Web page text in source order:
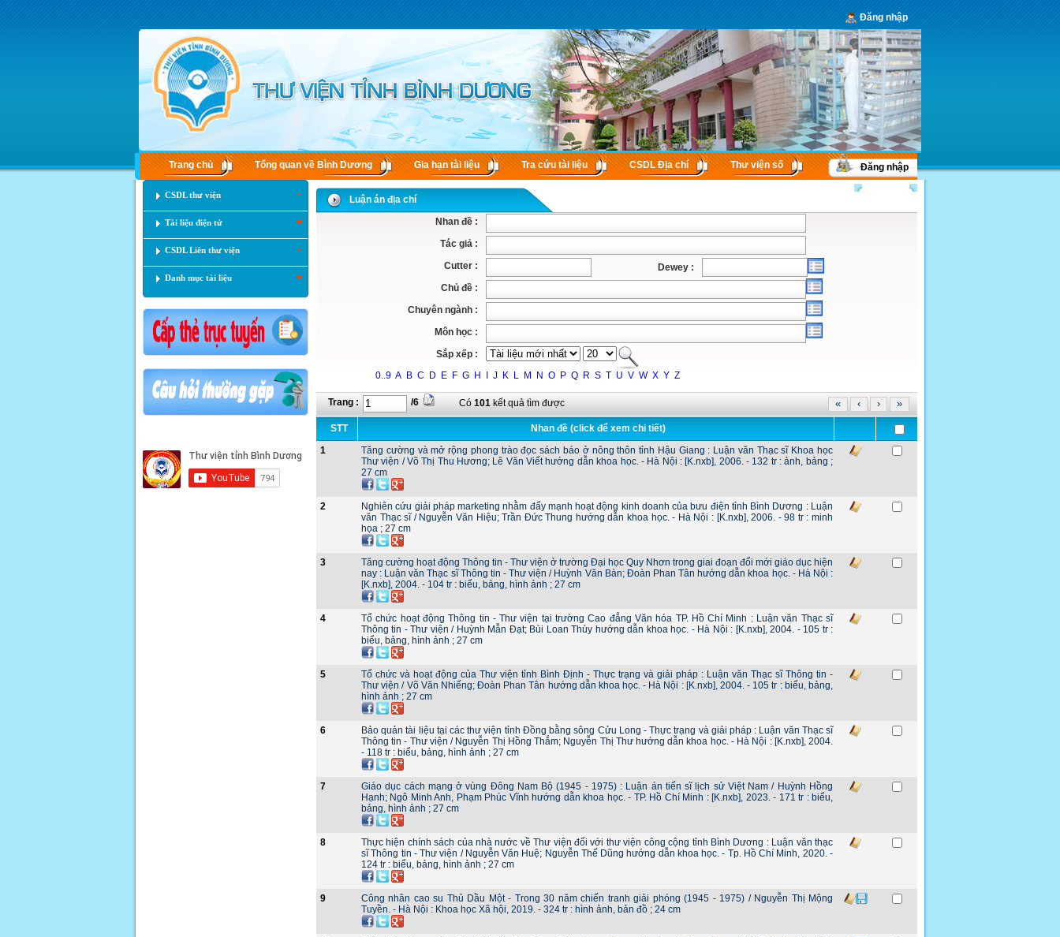
Đăng nhập
Trang chủ Tổng quan về Bình Dương Gia hạn tài liệu Tra cứu tài liệu CSDL Ðịa chí Thư viện số Đăng nhập
CSDL thư viện
Tài liệu điện tử
CSDL Liên thư viện
Danh mục tài liệu
Luận án địa chí
Nhan đề :
Tác giả :
Cutter :
Dewey :
Chủ đề :
Chuyên ngành :
Môn học :
Sắp xếp :
0..9 A B C D E F G H J K L M N O P Q R S T U V W X Y Z
Trang : /6 Có 101 kết quả tìm được « ‹ › »
STT
Nhan đề (click để xem chi tiết)
1
Tăng cường và mở rộng phong trào đọc sách báo ở nông thôn tỉnh Hậu Giang : Luận văn Thạc sĩ Khoa học
Thư viện / Võ Thị Thu Hương; Lê Văn Viết hướng dẫn khoa học. - Hà Nội : [K.nxb], 2006. - 132 tr : ảnh, bảng ;
27 cm
2
Nghiên cứu giải pháp marketing nhằm đẩy mạnh hoạt động kinh doanh của bưu điện tỉnh Bình Dương : Luận
văn Thạc sĩ / Nguyễn Văn Hiệu; Trần Đức Thung hướng dẫn khoa học. - Hà Nội : [K.nxb], 2006. - 98 tr : minh
họa ; 27 cm
3
Tăng cường hoạt động Thông tin - Thư viện ở trường Đại học Quy Nhơn trong giai đoạn đổi mới giáo dục hiện
nay : Luận văn Thạc sĩ Thông tin - Thư viện / Huỳnh Văn Bàn; Đoàn Phan Tân hướng dẫn khoa học. - Hà Nội :
[K.nxb], 2004. - 104 tr : biểu, bảng, hình ảnh ; 27 cm
4
Tổ chức hoạt động Thông tin - Thư viện tại trường Cao đẳng Văn hóa TP. Hồ Chí Minh : Luận văn Thạc sĩ
Thông tin - Thư viện / Huỳnh Mẫn Đạt; Bùi Loan Thùy hướng dẫn khoa học. - Hà Nội : [K.nxb], 2004. - 105 tr :
biểu, bảng, hình ảnh ; 27 cm
5
Tổ chức và hoạt động của Thư viện tỉnh Bình Định - Thực trạng và giải pháp : Luận văn Thạc sĩ Thông tin -
Thư viện / Võ Văn Nhiếng; Đoàn Phan Tân hướng dẫn khoa học. - Hà Nội : [K.nxb], 2004. - 105 tr : biểu, bảng,
hình ảnh ; 27 cm
6
Bảo quản tài liệu tại các thư viện tỉnh Đồng bằng sông Cửu Long - Thực trạng và giải pháp : Luận văn Thạc sĩ
Thông tin - Thư viện / Nguyễn Thị Hồng Thắm; Nguyễn Thị Thư hướng dẫn khoa học. - Hà Nội : [K.nxb], 2004.
- 118 tr : biểu, bảng, hình ảnh ; 27 cm
7
Giáo dục cách mạng ở vùng Đông Nam Bộ (1945 - 1975) : Luận án tiến sĩ lịch sử Việt Nam / Huỳnh Hồng
Hạnh; Ngô Minh Anh, Phạm Phúc Vĩnh hướng dẫn khoa học. - TP. Hồ Chí Minh : [K.nxb], 2023. - 171 tr : biểu,
bảng, hình ảnh ; 27 cm
8
Thực hiện chính sách của nhà nước về Thư viện đối với thư viện công cộng tỉnh Bình Dương : Luận văn thạc
sĩ Thông tin - Thư viện / Nguyễn Văn Huệ; Nguyễn Thế Dũng hướng dẫn khoa học. - Tp. Hồ Chí Minh, 2020. -
124 tr : biểu, bảng, hình ảnh ; 27 cm
9
Công nhân cao su Thủ Dầu Một - Trong 30 năm chiến tranh giải phóng (1945 - 1975) / Nguyễn Thị Mộng
Tuyền. - Hà Nội : Khoa học Xã hội, 2019. - 324 tr : hình ảnh, bản đồ ; 24 cm